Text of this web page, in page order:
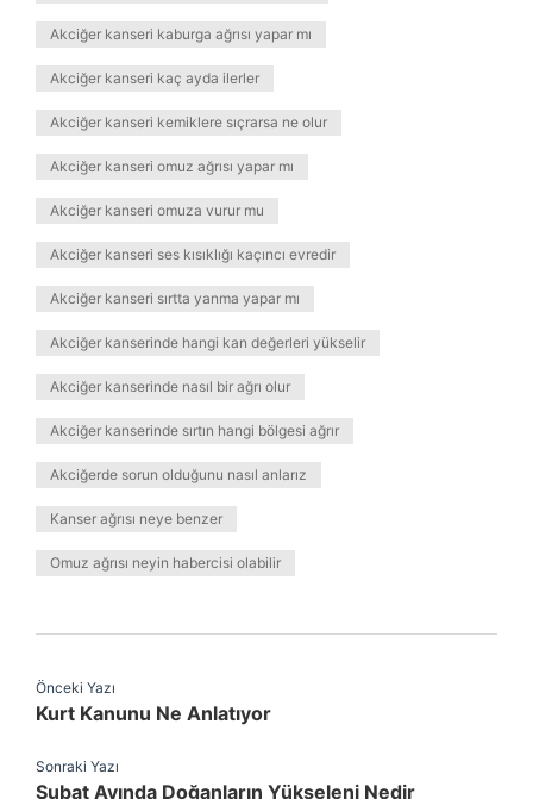
Akciğer kanseri kaburga ağrısı yapar mı
Akciğer kanseri kaç ayda ilerler
Akciğer kanseri kemiklere sıçrarsa ne olur
Akciğer kanseri omuz ağrısı yapar mı
Akciğer kanseri omuza vurur mu
Akciğer kanseri ses kısıklığı kaçıncı evredir
Akciğer kanseri sırtta yanma yapar mı
Akciğer kanserinde hangi kan değerleri yükselir
Akciğer kanserinde nasıl bir ağrı olur
Akciğer kanserinde sırtın hangi bölgesi ağrır
Akciğerde sorun olduğunu nasıl anlarız
Kanser ağrısı neye benzer
Omuz ağrısı neyin habercisi olabilir
Önceki Yazı
Kurt Kanunu Ne Anlatıyor
Sonraki Yazı
Şubat Ayında Doğanların Yükseleni Nedir